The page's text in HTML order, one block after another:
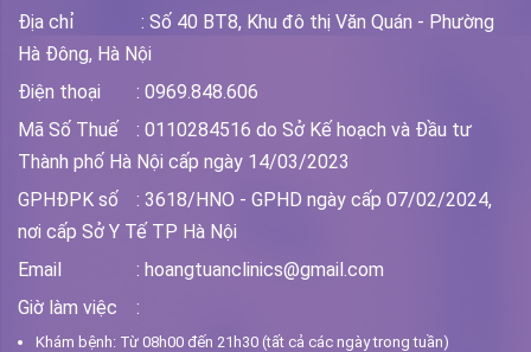
Địa chỉ
: Số 40 BT8, Khu đô thị Văn Quán - Phường
Hà Đông, Hà Nội
Điện thoại
: 0969.848.606
Mã Số Thuế
: 0110284516 do Sở Kế hoạch và Đầu tư
Thành phố Hà Nội cấp ngày 14/03/2023
GPHĐPK số
: 3618/HNO - GPHD ngày cấp 07/02/2024,
nơi cấp Sở Y Tế TP Hà Nội
Email
: hoangtuanclinics@gmail.com
Giờ làm việc
:
Khám bệnh: Từ 08h00 đến 21h30 (tất cả các ngày trong tuần)